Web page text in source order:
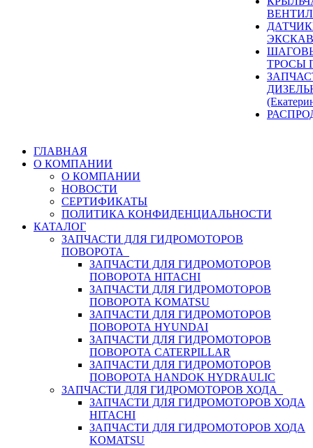
ТРОСЫ
ГЛАВНАЯ
О КОМПАНИИ
О КОМПАНИИ
НОВОСТИ
СЕРТИФИКАТЫ
ПОЛИТИКА КОНФИДЕНЦИАЛЬНОСТИ
КАТАЛОГ
ЗАПЧАСТИ ДЛЯ ГИДРОМОТОРОВ
ПОВОРОТА
ЗАПЧАСТИ ДЛЯ ГИДРОМОТОРОВ
ПОВОРОТА HITACHI
ЗАПЧАСТИ ДЛЯ ГИДРОМОТОРОВ
ПОВОРОТА KOMATSU
ЗАПЧАСТИ ДЛЯ ГИДРОМОТОРОВ
ПОВОРОТА HYUNDAI
ЗАПЧАСТИ ДЛЯ ГИДРОМОТОРОВ
ПОВОРОТА CATERPILLAR
ЗАПЧАСТИ ДЛЯ ГИДРОМОТОРОВ
ПОВОРОТА HANDOK HYDRAULIC
ЗАПЧАСТИ ДЛЯ ГИДРОМОТОРОВ ХОДА
ЗАПЧАСТИ ДЛЯ ГИДРОМОТОРОВ ХОДА
HITACHI
ЗАПЧАСТИ ДЛЯ ГИДРОМОТОРОВ ХОДА
KOMATSU